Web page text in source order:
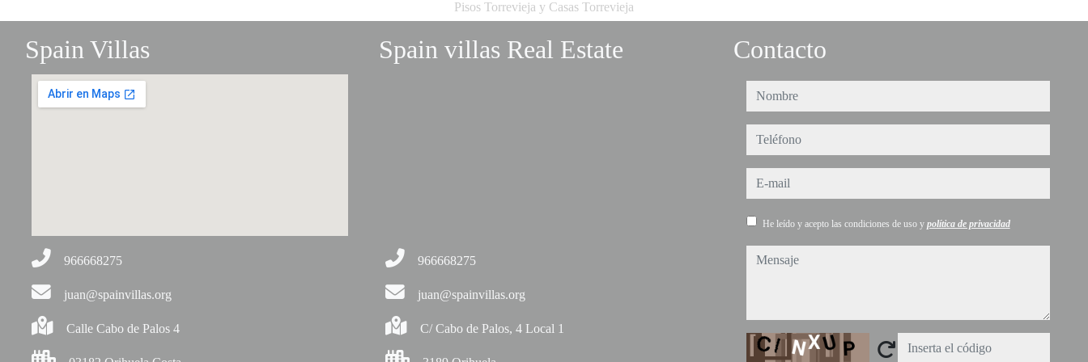
Pisos Torrevieja y Casas Torrevieja
Spain Villas
966668275
juan@spainvillas.org
Calle Cabo de Palos 4
Spain villas Real Estate
966668275
juan@spainvillas.org
C/ Cabo de Palos, 4 Local 1
Contacto
nombre
teléfono
e-mail
He leído y acepto las condiciones de uso y política de privacidad
mensaje
Captcha